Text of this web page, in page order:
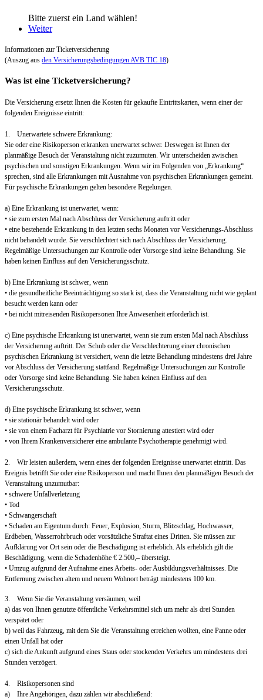
Bitte zuerst ein Land wählen!
Weiter
Informationen zur Ticketversicherung
(Auszug aus den Versicherungsbedingungen AVB TIC 18)
Was ist eine Ticketversicherung?
Die Versicherung ersetzt Ihnen die Kosten für gekaufte Eintrittskarten, wenn einer der
folgenden Ereignisse eintritt:
1. Unerwartete schwere Erkrankung:
Sie oder eine Risikoperson erkranken unerwartet schwer. Deswegen ist Ihnen der
planmäßige Besuch der Veranstaltung nicht zuzumuten. Wir unterscheiden zwischen
psychischen und sonstigen Erkrankungen. Wenn wir im Folgenden von „Erkrankung“
sprechen, sind alle Erkrankungen mit Ausnahme von psychischen Erkrankungen gemeint.
Für psychische Erkrankungen gelten besondere Regelungen.
a) Eine Erkrankung ist unerwartet, wenn:
• sie zum ersten Mal nach Abschluss der Versicherung auftritt oder
• eine bestehende Erkrankung in den letzten sechs Monaten vor Versicherungs-Abschluss
nicht behandelt wurde. Sie verschlechtert sich nach Abschluss der Versicherung.
Regelmäßige Untersuchungen zur Kontrolle oder Vorsorge sind keine Behandlung. Sie
haben keinen Einfluss auf den Versicherungsschutz.
b) Eine Erkrankung ist schwer, wenn
• die gesundheitliche Beeinträchtigung so stark ist, dass die Veranstaltung nicht wie geplant
besucht werden kann oder
• bei nicht mitreisenden Risikopersonen Ihre Anwesenheit erforderlich ist.
c) Eine psychische Erkrankung ist unerwartet, wenn sie zum ersten Mal nach Abschluss
der Versicherung auftritt. Der Schub oder die Verschlechterung einer chronischen
psychischen Erkrankung ist versichert, wenn die letzte Behandlung mindestens drei Jahre
vor Abschluss der Versicherung stattfand. Regelmäßige Untersuchungen zur Kontrolle
oder Vorsorge sind keine Behandlung. Sie haben keinen Einfluss auf den
Versicherungsschutz.
d) Eine psychische Erkrankung ist schwer, wenn
• sie stationär behandelt wird oder
• sie von einem Facharzt für Psychiatrie vor Stornierung attestiert wird oder
• von Ihrem Krankenversicherer eine ambulante Psychotherapie genehmigt wird.
2. Wir leisten außerdem, wenn eines der folgenden Ereignisse unerwartet eintritt. Das
Ereignis betrifft Sie oder eine Risikoperson und macht Ihnen den planmäßigen Besuch der
Veranstaltung unzumutbar:
• schwere Unfallverletzung
• Tod
• Schwangerschaft
• Schaden am Eigentum durch: Feuer, Explosion, Sturm, Blitzschlag, Hochwasser,
Erdbeben, Wasserrohrbruch oder vorsätzliche Straftat eines Dritten. Sie müssen zur
Aufklärung vor Ort sein oder die Beschädigung ist erheblich. Als erheblich gilt die
Beschädigung, wenn die Schadenhöhe € 2.500,– übersteigt.
• Umzug aufgrund der Aufnahme eines Arbeits- oder Ausbildungsverhältnisses. Die
Entfernung zwischen altem und neuem Wohnort beträgt mindestens 100 km.
3. Wenn Sie die Veranstaltung versäumen, weil
a) das von Ihnen genutzte öffentliche Verkehrsmittel sich um mehr als drei Stunden
verspätet oder
b) weil das Fahrzeug, mit dem Sie die Veranstaltung erreichen wollten, eine Panne oder
einen Unfall hat oder
c) sich die Ankunft aufgrund eines Staus oder stockenden Verkehrs um mindestens drei
Stunden verzögert.
4. Risikopersonen sind
a) Ihre Angehörigen, dazu zählen wir abschließend: